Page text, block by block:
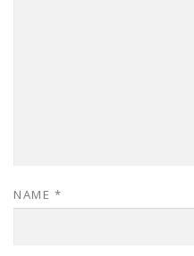
NAME *